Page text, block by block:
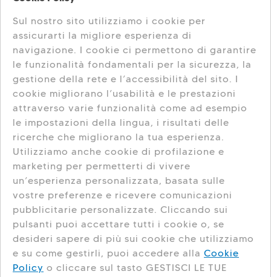
FIND THE EASTER EGGS
MARCH
Sul nostro sito utilizziamo i cookie per
assicurarti la migliore esperienza di
navigazione. I cookie ci permettono di garantire
le funzionalità fondamentali per la sicurezza, la
gestione della rete e l’accessibilità del sito. I
cookie migliorano l’usabilità e le prestazioni
attraverso varie funzionalità come ad esempio
le impostazioni della lingua, i risultati delle
ricerche che migliorano la tua esperienza.
Utilizziamo anche cookie di profilazione e
marketing per permetterti di vivere
un’esperienza personalizzata, basata sulle
vostre preferenze e ricevere comunicazioni
pubblicitarie personalizzate. Cliccando sui
pulsanti puoi accettare tutti i cookie o, se
desideri sapere di più sui cookie che utilizziamo
e su come gestirli, puoi accedere alla Cookie
Policy o cliccare sul tasto GESTISCI LE TUE